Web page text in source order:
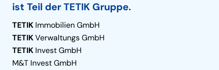
ist Teil der TETIK Gruppe.
TETIK Immobilien GmbH
TETIKVerwaltungs GmbH
TETIK Invest GmbH
M&T Invest GmbH